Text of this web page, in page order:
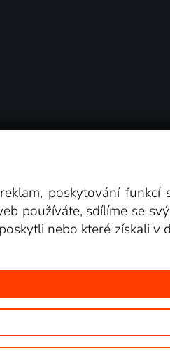
Copyright © goNET s.r.o. Na
poskytování
používáte, sdílíme se
nebo které získali